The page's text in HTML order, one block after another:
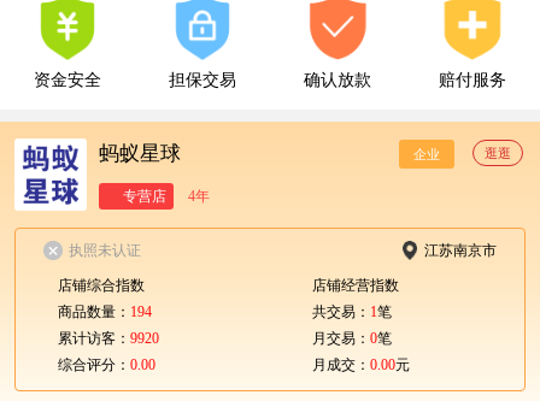
资金安全 担保交易 确认放款 赔付服务
蚂蚁星球 企业 逛逛
专营店 4年
执照未认证 江苏南京市
店铺综合指数
商品数量： 194
累计访客： 9920
综合评分： 0.00
店铺经营指数
共交易： 1笔
月交易： 0笔
月成交： 0.00元